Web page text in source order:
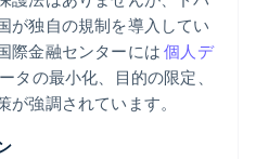
が独自の規制を導入してい
際金融センターには個人デ
タの最小化、目的の限定、
強調されています。